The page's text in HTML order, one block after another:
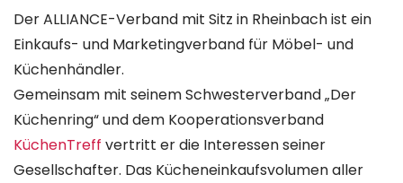
Der ALLIANCE-Verband mit Sitz in Rheinbach ist ein
Einkaufs- und Marketingverband für Möbel- und
Küchenhändler.
Gemeinsam mit seinem Schwesterverband „Der
Küchenring“ und dem Kooperationsverband
KüchenTreff vertritt er die Interessen seiner
Gesellschafter. Das Kücheneinkaufsvolumen aller